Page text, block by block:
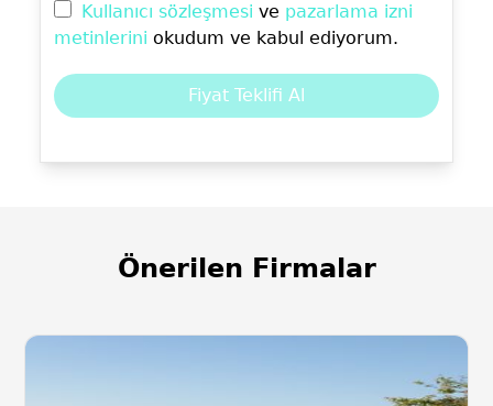
Kullanıcı sözleşmesi ve pazarlama izni
metinlerini okudum ve kabul ediyorum.
Fiyat Teklifi Al
Önerilen Firmalar